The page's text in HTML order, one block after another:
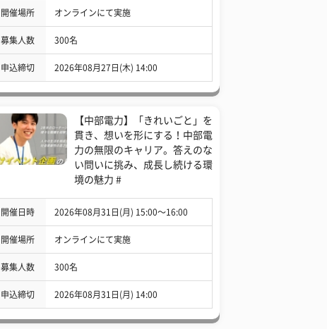
開催場所 オンラインにて実施
募集人数 300名
申込締切 2026年08月27日(木) 14:00
【中部電力】「きれいごと」を
貫き、想いを形にする！中部電
力の無限のキャリア。答えのな
い問いに挑み、成長し続ける環
境の魅力 #
開催日時 2026年08月31日(月) 15:00〜16:00
開催場所 オンラインにて実施
募集人数 300名
申込締切 2026年08月31日(月) 14:00